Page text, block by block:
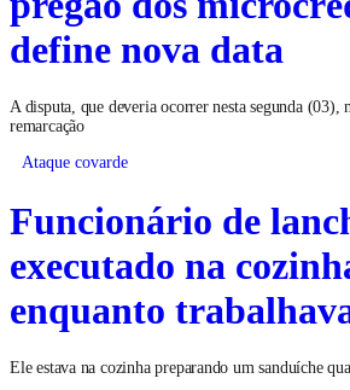
define nova data
A disputa, que deveria ocorrer nesta segunda (03),
remarcação
Ataque covarde
Funcionário de
executado na
enquanto
Ele estava na cozinha preparando um sanduíche